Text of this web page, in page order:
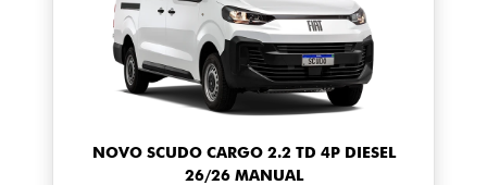
NOVO SCUDO CARGO 2.2 TD 4P DIESEL
26/26 MANUAL